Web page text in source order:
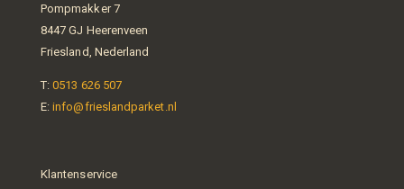
Pompmakker 7
8447 GJ Heerenveen
Friesland, Nederland
T:0513 626 507
E:info@frieslandparket.nl
Klantenservice